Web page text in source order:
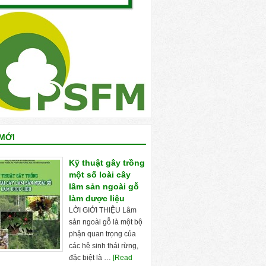
Kỹ thuật gây trồng
một số loài cây
lâm sản ngoài gỗ
làm dược liệu
LỜI GIỚI THIỆU Lâm
sản ngoài gỗ là một bộ
phận quan trọng của
các hệ sinh thái rừng,
đặc biệt là … [Read